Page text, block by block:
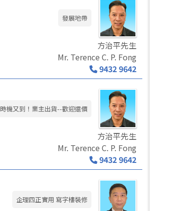
發展地帶
方治平先生
Mr. Terence C. P. Fong
9432 9642
時機又到！業主出貨--歡迎還價
方治平先生
Mr. Terence C. P. Fong
9432 9642
企理四正實用 寫字樓裝修